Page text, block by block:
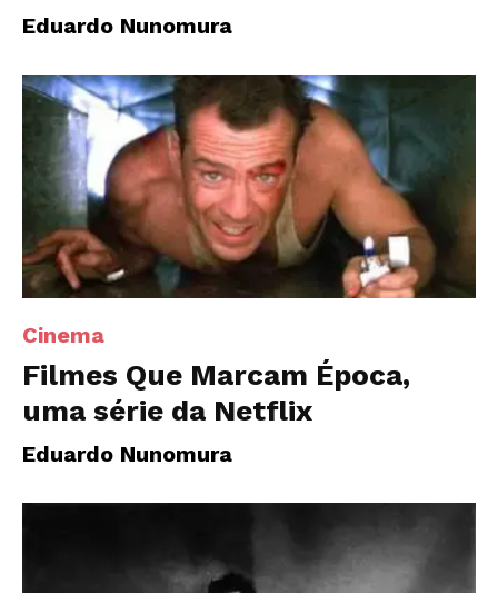
Eduardo Nunomura
Cinema
Filmes Que Marcam Época,
uma série da Netflix
Eduardo Nunomura